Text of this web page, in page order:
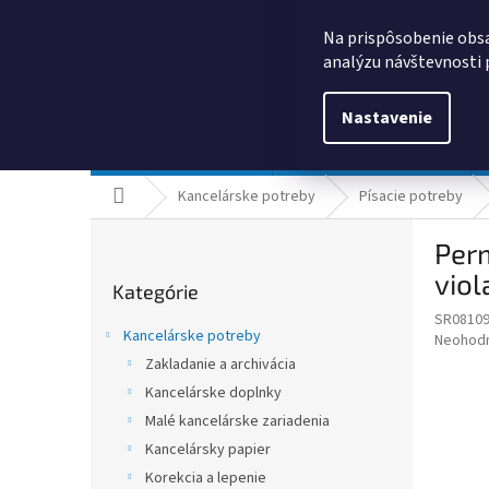
Na prispôsobenie
analýzu návštevnosti
Nastavenie
DomovKancelárske potreby Písacie potreby
kategórie
Kategórie
Kancelárske potreby
Zakladanie a archivácia
Kancelárske doplnky
Malé kancelárske zariadenia
Kancelársky papier
Korekcia a lepenie